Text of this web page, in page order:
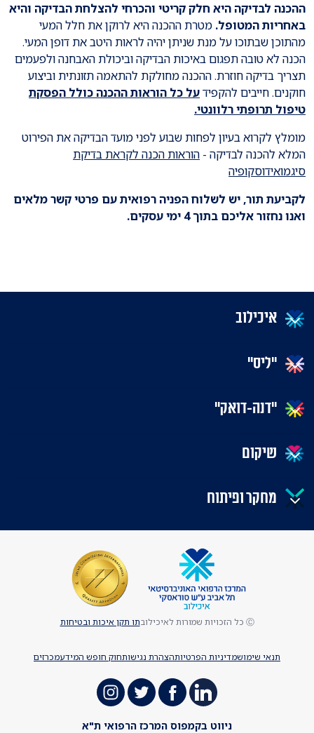
ההכנה לבדיקה היא חלק קריטי והכרחי להצלחת הבדיקה והיא
באחריות המטופל. מטרת ההכנה היא לרוקן את חלל המעי
מהתוכן שבתוכו על מנת שניתן יהיה לראות היטב את דופן המעי.
הכנה לא טובה תפגום באיכות הבדיקה וביכולת האבחנה ולפעמים
תצריך בדיקה חוזרת. ההכנה מחולקת להתאמה תזונתית וביצוע
חוקנים. חייבים להקפידעל כל הוראות ההכנה כולל הפסקת
טיפול תרופתי רלוונטי.
מומלץ לקרוא בעיון לפחות שבוע לפני מועד הבדיקה את הפירוט
המלא להכנה לבדיקה - הוראות הכנה לקראת בדיקת
סיגמואידוסקופיה
לקביעת תור, יש לשלוח הפניה רפואית עם פרטי קשר מלאים
ואנו נחזור אליכם בתוך 4 ימי עסקים.
איכילוב
"ליס"
"דנה-דואק"
שיקום
מחקר ופיתוח
תנאי שימושמדיניות הפרטיותהצהרת נגישותחוק חופש המידעמכרזים
Ⓒ כל הזכויות שמורות לאיכילוב תו תקן איכות ובטיחות
ניווט בקמפוס המרכז הרפואי ת"א